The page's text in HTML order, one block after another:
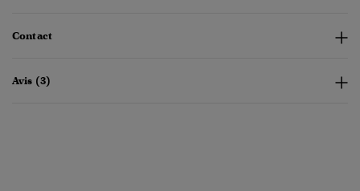
Contact
Avis (3)